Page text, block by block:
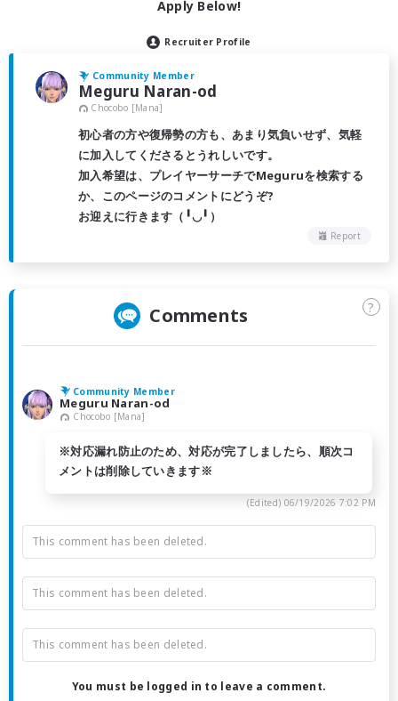
Apply Below!
Recruiter Profile
Community Member
Meguru Naran-od
Chocobo [Mana]
初心者の方や復帰勢の方も、あまり気負いせず、気軽
に加入してくださるとうれしいです。
加入希望は、プレイヤーサーチでMeguruを検索する
か、このページのコメントにどうぞ?
お迎えに行きます（╹◡╹）
Report
Comments ?
Community Member
Meguru Naran-od
Chocobo [Mana]
※対応漏れ防止のため、対応が完了しましたら、順次コ
メントは削除していきます※
(Edited) 06/19/2026 7:02 PM
This comment has been deleted.
This comment has been deleted.
This comment has been deleted.
You must be logged in to leave a comment.